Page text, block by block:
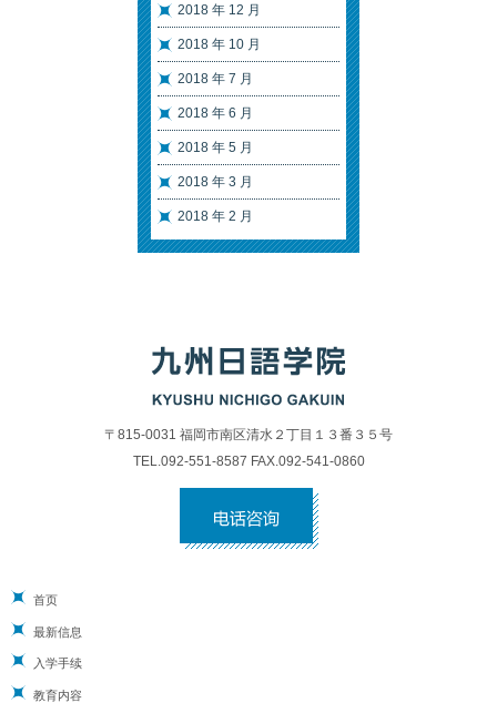
2018 年 12 月
2018 年 10 月
2018 年 7 月
2018 年 6 月
2018 年 5 月
2018 年 3 月
2018 年 2 月
〒815-0031 福岡市南区清水２丁目１３番３５号
TEL.092-551-8587 FAX.092-541-0860
首页
最新信息
入学手续
教育内容